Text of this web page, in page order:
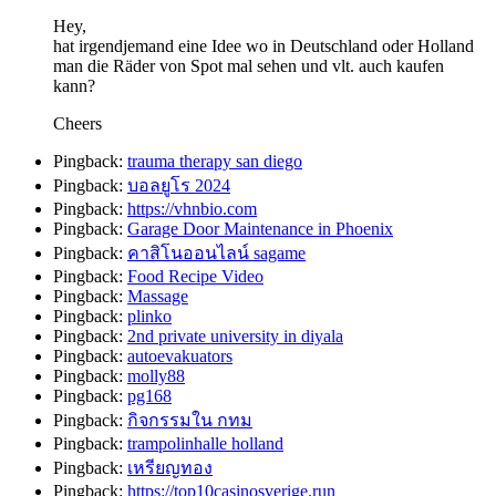
Hey,
hat irgendjemand eine Idee wo in Deutschland oder Holland
man die Räder von Spot mal sehen und vlt. auch kaufen
kann?
Cheers
Pingback: trauma therapy san diego
Pingback: บอลยูโร 2024
Pingback: https://vhnbio.com
Pingback: Garage Door Maintenance in Phoenix
Pingback: คาสิโนออนไลน์ sagame
Pingback: Food Recipe Video
Pingback: Massage
Pingback: plinko
Pingback: 2nd private university in diyala
Pingback: autoevakuators
Pingback: molly88
Pingback: pg168
Pingback: กิจกรรมใน กทม
Pingback: trampolinhalle holland
Pingback: เหรียญทอง
Pingback: https://top10casinosverige.run